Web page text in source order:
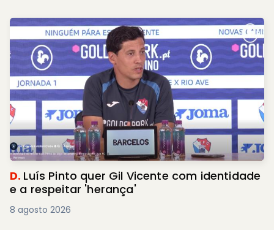
D. Luís Pinto quer Gil Vicente com identidade
e a respeitar 'herança'
8 agosto 2026